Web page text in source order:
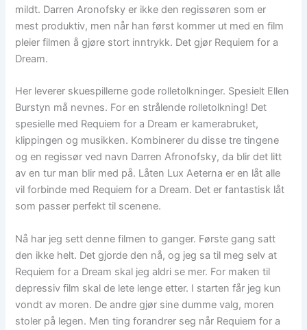
mildt. Darren Aronofsky er ikke den regissøren som er
mest produktiv, men når han først kommer ut med en film
pleier filmen å gjøre stort inntrykk. Det gjør Requiem for a
Dream.
Her leverer skuespillerne gode rolletolkninger. Spesielt Ellen
Burstyn må nevnes. For en strålende rolletolkning! Det
spesielle med Requiem for a Dream er kamerabruket,
klippingen og musikken. Kombinerer du disse tre tingene
og en regissør ved navn Darren Afronofsky, da blir det litt
av en tur man blir med på. Låten Lux Aeterna er en låt alle
vil forbinde med Requiem for a Dream. Det er fantastisk låt
som passer perfekt til scenene.
Nå har jeg sett denne filmen to ganger. Første gang satt
den ikke helt. Det gjorde den nå, og jeg sa til meg selv at
Requiem for a Dream skal jeg aldri se mer. For maken til
depressiv film skal de lete lenge etter. I starten får jeg kun
vondt av moren. De andre gjør sine dumme valg, moren
stoler på legen. Men ting forandrer seg når Requiem for a